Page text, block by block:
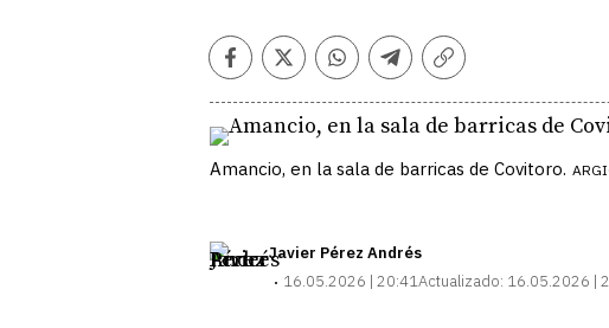
Facebook
TwitterWhatsapp
Telegram
Copiar
Amancio, en la sala de barricas de Covitoro.
Javier Pérez Andrés
16.05.2026 | 20:41Actualizado: 16.05.2026 |